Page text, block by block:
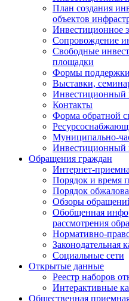
План создания
объектов
Инвестиционное
Сопровождение
Свободные
площадки
Формы поддержки
Выставки,
Инвестиционный
Контакты
Форма обратной
Муниципально-
Инвестиционный
Обращения граждан
Интернет-
Порядок и время
Порядок
Обзоры
Обобщенная
рассмотрения
Нормативно-
Законодательная
Социальные сети
Открытые данные
Реестр наборов
Интерактивные
Общественная